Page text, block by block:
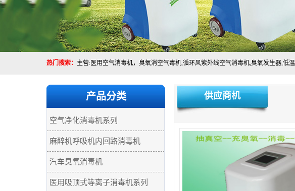
热门搜索：
产品分类
空气净化消毒机系列
麻醉机呼吸机内回路消毒机
汽车臭氧消毒机
医用吸顶式等离子消毒机系列
供应商机